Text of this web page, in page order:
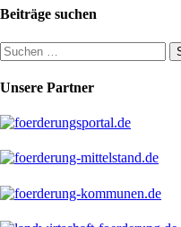
Beiträge suchen
Suchen
nach:
Unsere Partner